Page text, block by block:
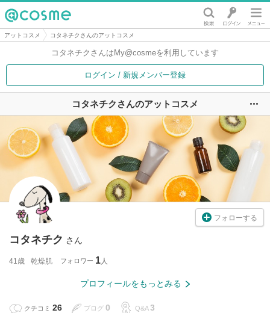
@cosme
アットコスメ コタネチクさんのアットコスメ
コタネチクさんは My@cosmeを利用しています
ログイン / 新規メンバー登録
コタネチクさんのアットコスメ
フォローする
コタネチク さん
41歳 乾燥肌 フォロワー 1
プロフィールをもっとみる
クチコミ 26 ブログ 0 Q&A 3